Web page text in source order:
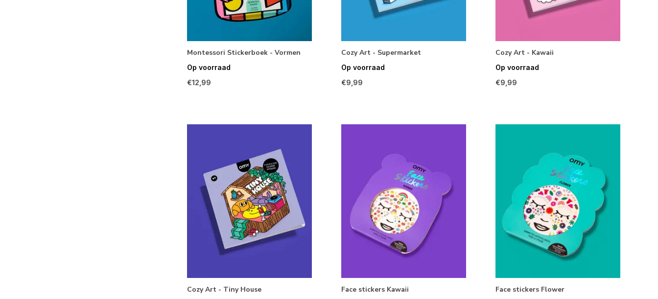
Montessori Stickerboek - Vormen
Op voorraad
€12,99
Cozy Art - Supermarket
Op voorraad
€9,99
Cozy Art - Kawaii
Op voorraad
€9,99
Cozy Art - Tiny House Face stickers Kawaii Face stickers Flower